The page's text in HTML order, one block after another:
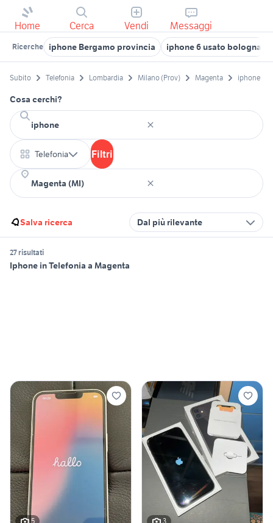
Home Cerca Vendi Messaggi
Ricerche iphone Bergamo provincia iphone 6 usato bologna
Subito Telefonia Lombardia Milano (Prov) Magenta iphone
Cosa cerchi?
Telefonia Filtri
Salva ricerca Dal più rilevante
27 risultati
Iphone in Telefonia a Magenta
5 3